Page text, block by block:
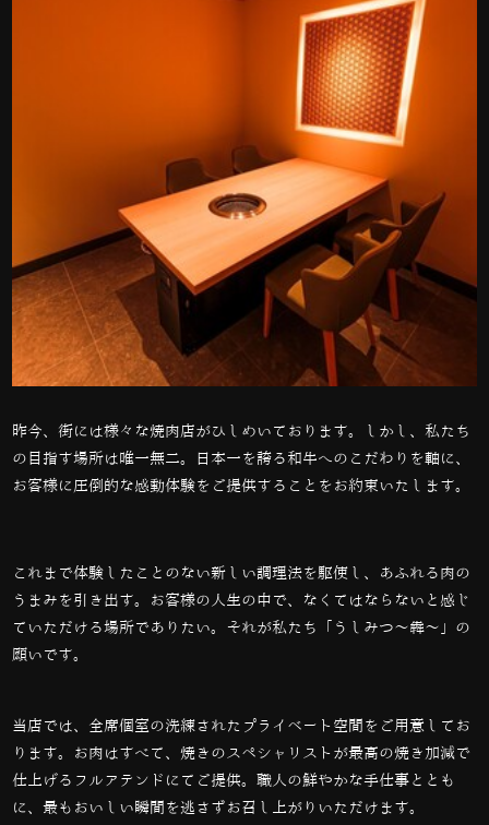
昨今、街には様々な焼肉店がひしめいております。しかし、私たち
の目指す場所は唯一無二。日本一を誇る和牛へのこだわりを軸に、
お客様に圧倒的な感動体験をご提供することをお約束いたします。
これまで体験したことのない新しい調理法を駆使し、あふれる肉の
うまみを引き出す。お客様の人生の中で、なくてはならないと感じ
ていただける場所でありたい。それが私たち「うしみつ～犇～」の
願いです。
当店では、全席個室の洗練されたプライベート空間をご用意してお
ります。お肉はすべて、焼きのスペシャリストが最高の焼き加減で
仕上げるフルアテンドにてご提供。職人の鮮やかな手仕事ととも
に、最もおいしい瞬間を逃さずお召し上がりいただけます。